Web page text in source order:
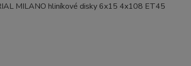
MILANO hliníkové disky 6x15 4x108 ET45